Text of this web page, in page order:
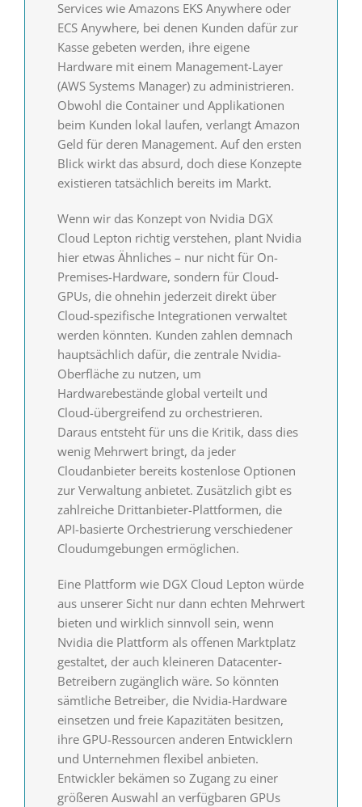
Services wie Amazons EKS Anywhere oder
ECS Anywhere, bei denen Kunden dafür zur
Kasse gebeten werden, ihre eigene
Hardware mit einem Management-Layer
(AWS Systems Manager) zu administrieren.
Obwohl die Container und Applikationen
beim Kunden lokal laufen, verlangt Amazon
Geld für deren Management. Auf den ersten
Blick wirkt das absurd, doch diese Konzepte
existieren tatsächlich bereits im Markt.
Wenn wir das Konzept von Nvidia DGX
Cloud Lepton richtig verstehen, plant Nvidia
hier etwas Ähnliches – nur nicht für On-
Premises-Hardware, sondern für Cloud-
GPUs, die ohnehin jederzeit direkt über
Cloud-spezifische Integrationen verwaltet
werden könnten. Kunden zahlen demnach
hauptsächlich dafür, die zentrale Nvidia-
Oberfläche zu nutzen, um
Hardwarebestände global verteilt und
Cloud-übergreifend zu orchestrieren.
Daraus entsteht für uns die Kritik, dass dies
wenig Mehrwert bringt, da jeder
Cloudanbieter bereits kostenlose Optionen
zur Verwaltung anbietet. Zusätzlich gibt es
zahlreiche Drittanbieter-Plattformen, die
API-basierte Orchestrierung verschiedener
Cloudumgebungen ermöglichen.
Eine Plattform wie DGX Cloud Lepton würde
aus unserer Sicht nur dann echten Mehrwert
bieten und wirklich sinnvoll sein, wenn
Nvidia die Plattform als offenen Marktplatz
gestaltet, der auch kleineren Datacenter-
Betreibern zugänglich wäre. So könnten
sämtliche Betreiber, die Nvidia-Hardware
einsetzen und freie Kapazitäten besitzen,
ihre GPU-Ressourcen anderen Entwicklern
und Unternehmen flexibel anbieten.
Entwickler bekämen so Zugang zu einer
größeren Auswahl an verfügbaren GPUs